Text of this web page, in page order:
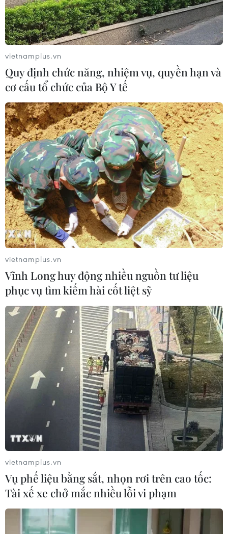
vietnamplus.vn
Quy định chức năng, nhiệm vụ, quyền hạn và
cơ cấu tổ chức của Bộ Y tế
vietnamplus.vn
Vĩnh Long huy động nhiều nguồn tư liệu
phục vụ tìm kiếm hài cốt liệt sỹ
vietnamplus.vn
Vụ phế liệu bằng sắt, nhọn rơi trên cao tốc:
Tài xế xe chở mắc nhiều lỗi vi phạm